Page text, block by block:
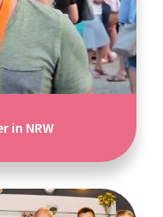
in NRW